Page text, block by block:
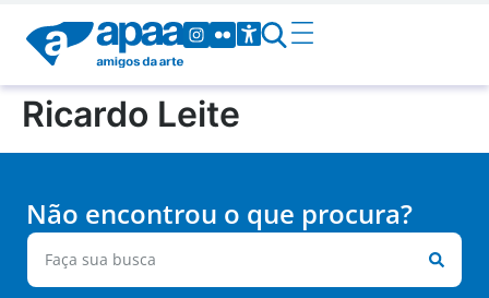
Ricardo Leite
Não encontrou o que procura?